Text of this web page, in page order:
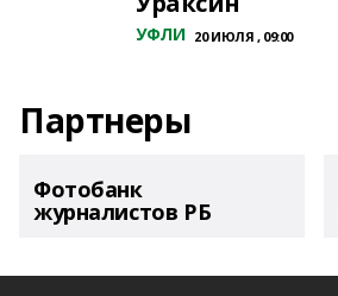
УФЛИ 20 ИЮЛЯ , 09:00
Партнеры
Фотобанк
журналистов РБ